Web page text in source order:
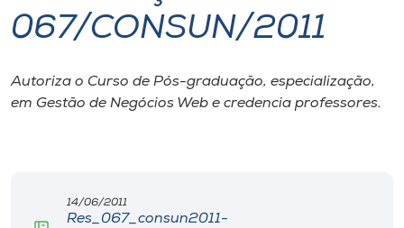
I.nova
Diplomados
067/CONSUN/2011
Autoriza o Curso de Pós-graduação, especialização,
em Gestão de Negócios Web e credencia professores.
14/06/2011
Res_067_consun2011-